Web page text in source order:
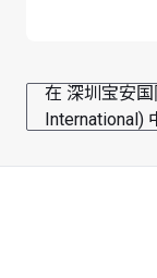
在 深圳宝安国
International)